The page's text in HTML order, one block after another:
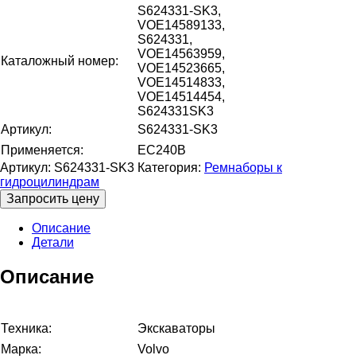
Каталожный номер:
S624331-SK3,
VOE14589133,
S624331,
VOE14563959,
VOE14523665,
VOE14514833,
VOE14514454,
S624331SK3
Артикул:
S624331-SK3
Применяется:
EC240B
Артикул: S624331-SK3 Категория: Ремнаборы к
гидроцилиндрам
Запросить цену
Описание
Детали
Описание
Техника:
Экскаваторы
Марка:
Volvo